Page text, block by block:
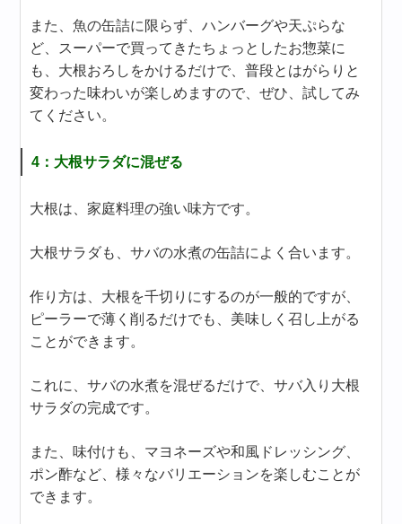
また、魚の缶詰に限らず、ハンバーグや天ぷらな
ど、スーパーで買ってきたちょっとしたお惣菜に
も、大根おろしをかけるだけで、普段とはがらりと
変わった味わいが楽しめますので、ぜひ、試してみ
てください。
4：大根サラダに混ぜる
大根は、家庭料理の強い味方です。
大根サラダも、サバの水煮の缶詰によく合います。
作り方は、大根を千切りにするのが一般的ですが、
ピーラーで薄く削るだけでも、美味しく召し上がる
ことができます。
これに、サバの水煮を混ぜるだけで、サバ入り大根
サラダの完成です。
また、味付けも、マヨネーズや和風ドレッシング、
ポン酢など、様々なバリエーションを楽しむことが
できます。